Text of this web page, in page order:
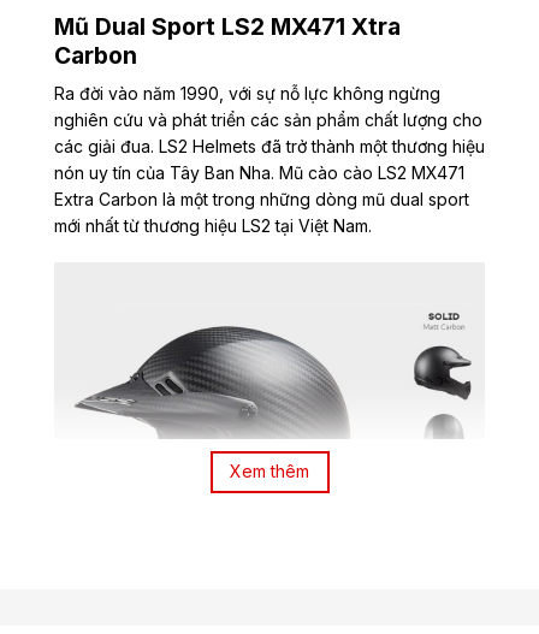
Mũ Dual Sport LS2 MX471 Xtra
Carbon
Ra đời vào năm 1990, với sự nỗ lực không ngừng
nghiên cứu và phát triển các sản phẩm chất lượng cho
các giải đua. LS2 Helmets đã trở thành một thương hiệu
nón uy tín của Tây Ban Nha. Mũ cào cào LS2 MX471
Extra Carbon là một trong những dòng mũ dual sport
mới nhất từ thương hiệu LS2 tại Việt Nam.
Xem thêm